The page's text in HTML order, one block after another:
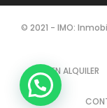
© 2021 - IMO:
EN ALQUILER